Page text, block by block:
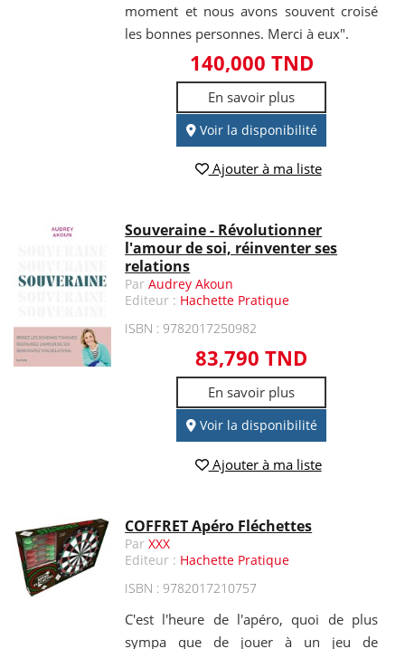
moment et nous avons souvent croisé
les bonnes personnes. Merci à eux".
140,000 TND
En savoir plus
Voir la disponibilité
Ajouter à ma liste
Souveraine - Révolutionner
l'amour de soi, réinventer ses
relations
ParAudrey Akoun
Editeur : Hachette Pratique
ISBN : 9782017250982
83,790 TND
En savoir plus
Voir la disponibilité
Ajouter à ma liste
COFFRET Apéro Fléchettes
ParXXX
Editeur : Hachette Pratique
ISBN : 9782017210757
C'est l'heure de l'apéro, quoi de plus
sympa que de jouer à un jeu de